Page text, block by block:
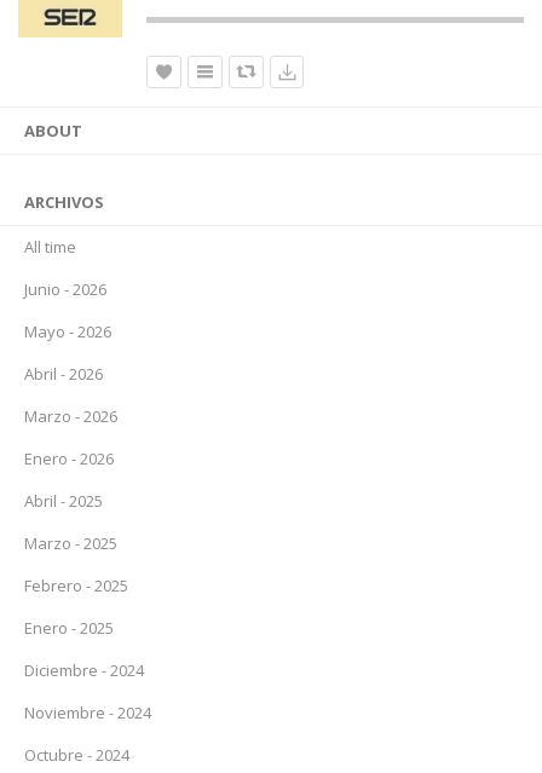
ABOUT
ARCHIVOS
All time
Junio - 2026
Mayo - 2026
Abril - 2026
Marzo - 2026
Enero - 2026
Abril - 2025
Marzo - 2025
Febrero - 2025
Enero - 2025
Diciembre - 2024
Noviembre - 2024
Octubre - 2024